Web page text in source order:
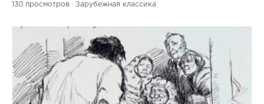
130 Зарубежная классика